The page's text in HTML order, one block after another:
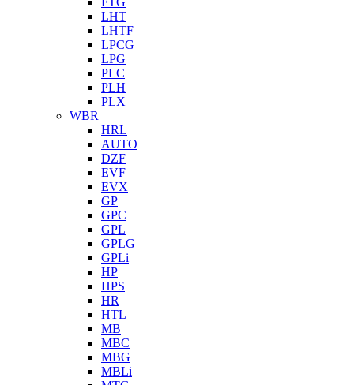
LHT
LHTF
LPCG
LPG
PLC
PLH
PLX
WBR
HRL
AUTO
DZF
EVF
EVX
GP
GPC
GPL
GPLG
GPLi
HP
HPS
HR
HTL
MB
MBC
MBG
MBLi